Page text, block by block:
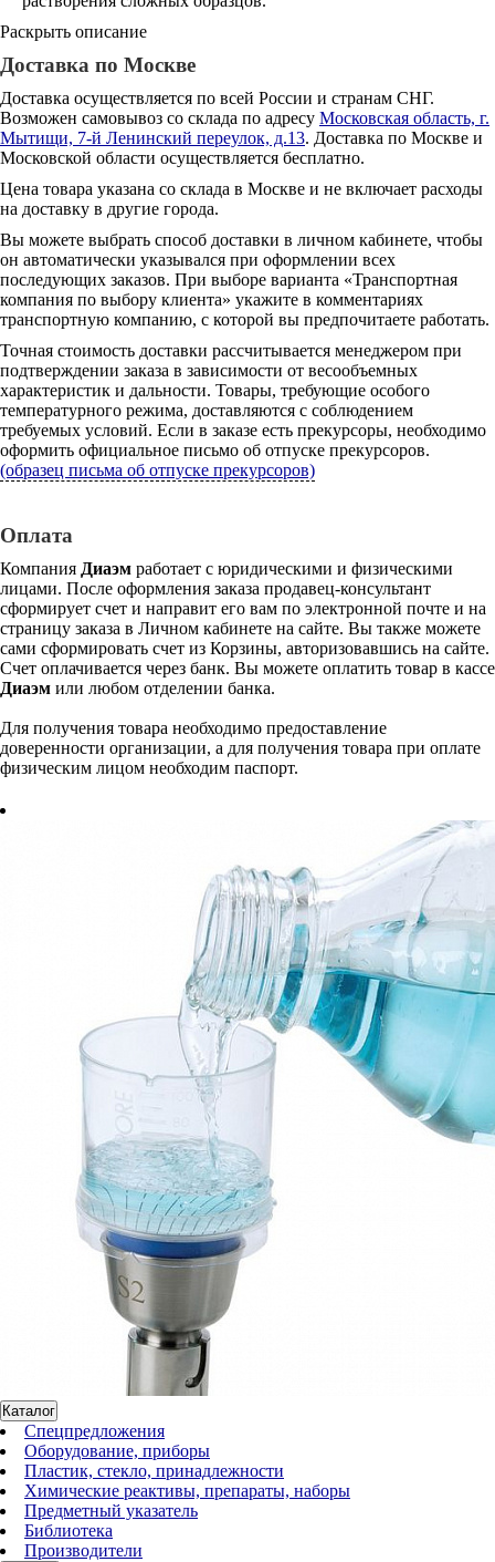
Раскрыть описание
Доставка по Москве
Доставка осуществляется по всей России и странам СНГ.
Возможен самовывоз со склада по адресу Московская область, г.
Мытищи, 7-й Ленинский переулок, д.13. Доставка по Москве и
Московской области осуществляется бесплатно.
Цена товара указана со склада в Москве и не включает расходы
на доставку в другие города.
Вы можете выбрать способ доставки в личном кабинете, чтобы
он автоматически указывался при оформлении всех
последующих заказов. При выборе варианта «Транспортная
компания по выбору клиента» укажите в комментариях
транспортную компанию, с которой вы предпочитаете работать.
Точная стоимость доставки рассчитывается менеджером при
подтверждении заказа в зависимости от весообъемных
характеристик и дальности. Товары, требующие особого
температурного режима, доставляются с соблюдением
требуемых условий. Если в заказе есть прекурсоры, необходимо
оформить официальное письмо об отпуске прекурсоров.
(образец письма об отпуске прекурсоров)
Оплата
Компания Диаэм работает с юридическими и физическими
лицами. После оформления заказа продавец-консультант
сформирует счет и направит его вам по электронной почте и на
страницу заказа в Личном кабинете на сайте. Вы также можете
сами сформировать счет из Корзины, авторизовавшись на сайте.
Счет оплачивается через банк. Вы можете оплатить товар в кассе
Диаэм или любом отделении банка.
Для получения товара необходимо предоставление
доверенности организации, а для получения товара при оплате
физическим лицом необходим паспорт.
Каталог
Спецпредложения
Оборудование, приборы
Пластик, стекло, принадлежности
Химические реактивы, препараты, наборы
Предметный указатель
Библиотека
Производители